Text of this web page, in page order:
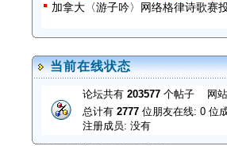
加拿大〈游子吟〉网络格律诗歌赛
当前在线状态
论坛共有 203577 个帖子 网
总计有 2777 位朋友在线: 0 位
注册成员: 没有